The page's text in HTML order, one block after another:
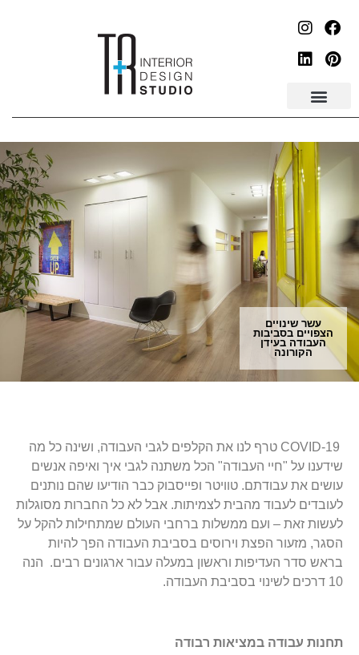
עשר שינויים
הצפויים בסביבות
העבודה בעידן
הקורונה
COVID-19 טרף לנו את הקלפים לגבי העבודה, ושינה כל מה
שידענו על "חיי העבודה" הכל משתנה לגבי איך ואיפה אנשים
עושים את עבודתם. טוויטר ופייסבוק כבר הודיעו שהם נותנים
לעובדים לעבוד מהבית לצמיתות. אבל לא כל החברות מסוגלות
לעשות זאת – ועם ממשלות ברחבי העולם שמתחילות להקל על
הסגר, מזעור הפצת וירוסים בסביבת העבודה הפך להיות
בראש סדר העדיפות וראשון במעלה עבור ארגונים רבים. הנה
10 דרכים לשינוי בסביבת העבודה.
תחנות עבודה במציאות רבודה